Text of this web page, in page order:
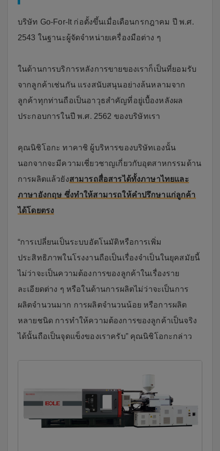
บริษัท Go-For-It ก่อตั้งขึ้นเมื่อเดือนกรกฎาคม ปี พ.ศ.
2543 ในฐานะผู้จัดจำหน่ายเครื่องมือต่าง ๆ
ในด้านการบริการหลังการขายของเราก็เป็นที่ยอมรับ
จากลูกค้าเช่นกัน แรงสนับสนุนอย่างล้นหลามจาก
ลูกค้าทุกท่านถือเป็นอาวุธสำคัญที่อยู่เบื้องหลังผล
ประกอบการในปี พ.ศ. 2562 ของบริษัทเรา
คุณนิชิโอกะ ทาคาชิ ผู้บริหารของบริษัทเองนั้น
นอกจากจะมีความเชี่ยวชาญเกี่ยวกับอุตสาหกรรมด้าน
การผลิตแล้วยังสามารถสื่อสารได้ทั้งภาษาไทยและ
ภาษาอังกฤษ ซึ่งทำให้สามารถให้คำปรึกษาแก่ลูกค้า
ได้โดยตรง
“การเปลี่ยนเป็นระบบอัตโนมัติหรือการเพิ่ม
ประสิทธิภาพในโรงงานถือเป็นเรื่องจำเป็นในยุคสมัยนี้
ไม่ว่าจะเป็นความต้องการของลูกค้าในเรื่องราย
ละเอียดต่าง ๆ หรือในด้านการผลิตไม่ว่าจะเป็นการ
ผลิตจำนวนมาก การผลิตจำนวนน้อย หรือการผลิต
หลายชนิด การทำให้ความต้องการของลูกค้าเป็นจริง
ได้นั้นถือเป็นจุดแข็งของเราครับ” คุณนิชิโอกะกล่าว